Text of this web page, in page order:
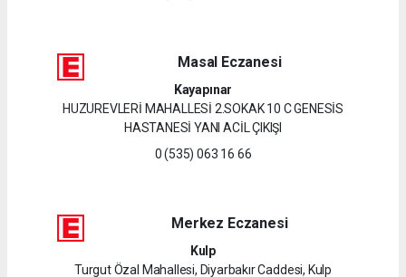
Masal Eczanesi
Kayapınar
HUZUREVLERİ MAHALLESİ 2.SOKAK 10 C GENESİS
HASTANESİ YANI ACİL ÇIKIŞI
0 (535) 063 16 66
Merkez Eczanesi
Kulp
Turgut Özal Mahallesi, Diyarbakır Caddesi, Kulp